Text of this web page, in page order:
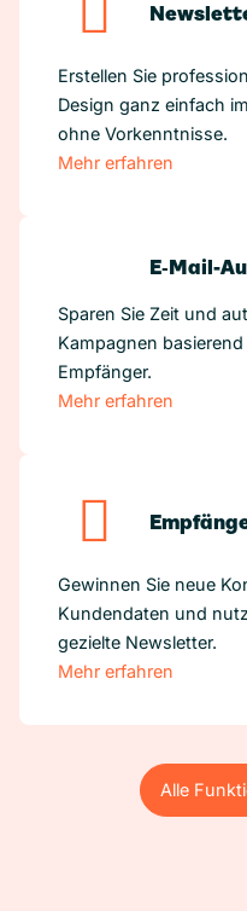
Erstellen Sie
Design ganz einfach
ohne Vorkenntnisse.
Mehr erfahren
E‑Mail-
Sparen Sie Zeit und
Kampagnen
Empfänger.
Mehr erfahren
Gewinnen Sie neue
Kundendaten und
gezielte Newsletter.
Mehr erfahren
Alle
Alle